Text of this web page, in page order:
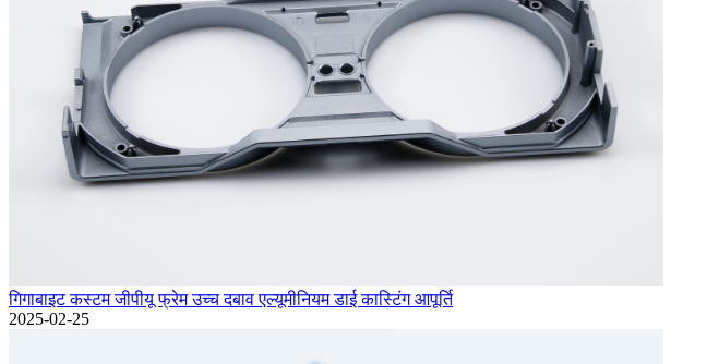
गिगाबाइट कस्टम जीपीयू फ्रेम उच्च दबाव एल्यूमीनियम डाई कास्टिंग आपूर्ति
2025-02-25